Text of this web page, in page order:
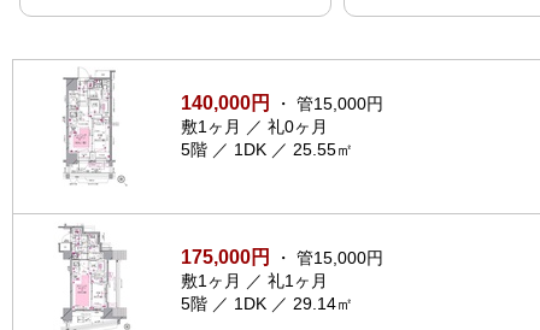
140,000円
・ 管15,000円
敷1ヶ月 ／ 礼0ヶ月
5階 ／ 1DK ／ 25.55㎡
175,000円
・ 管15,000円
敷1ヶ月 ／ 礼1ヶ月
5階 ／ 1DK ／ 29.14㎡